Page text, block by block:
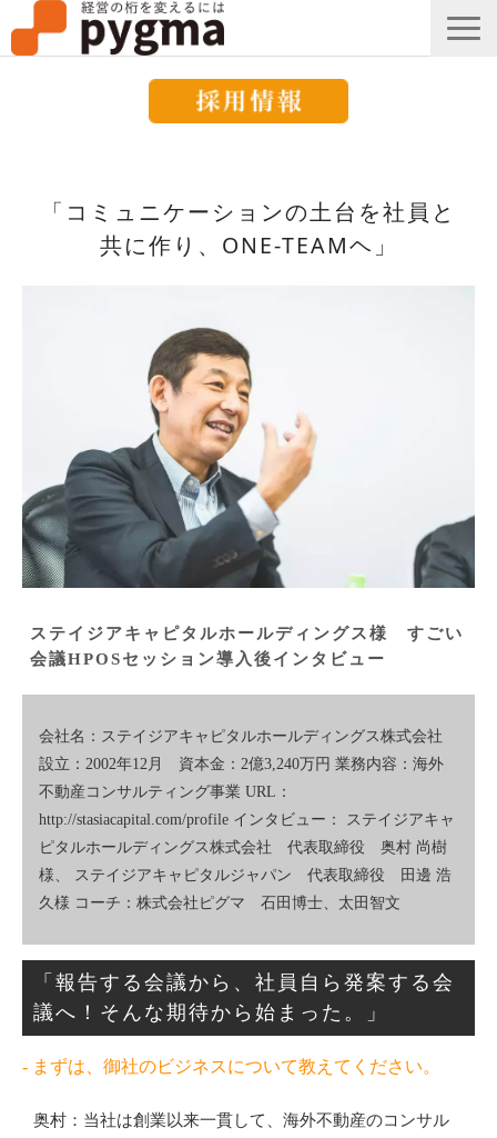
メッセージ
導入事例一覧
ピグマのブログ
セミナー
お知らせ
「コミュニケーションの土台を社員と
共に作り、ONE-TEAMヘ」
ステイジアキャピタルホールディングス様　すごい
会議HPOSセッション導入後インタビュー
会社名：ステイジアキャピタルホールディングス株式会社
設立：2002年12月 資本金：2億3,240万円 業務内容：海外
不動産コンサルティング事業 URL：
http://stasiacapital.com/profile インタビュー： ステイジアキャ
ピタルホールディングス株式会社 代表取締役 奥村 尚樹
様、 ステイジアキャピタルジャパン 代表取締役 田邊 浩
久様 コーチ：株式会社ピグマ 石田博士、太田智文
「報告する会議から、社員自ら発案する会
議へ！そんな期待から始まった。」
- まずは、御社のビジネスについて教えてください。
奥村：当社は創業以来一貫して、海外不動産のコンサル